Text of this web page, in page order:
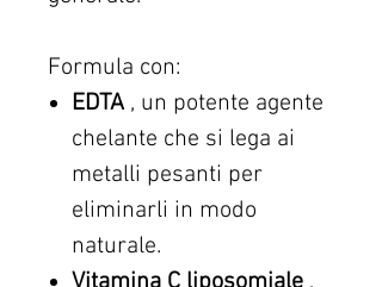
Formula con:
EDTA , un potente agente
chelante che si lega ai
metalli pesanti per
eliminarli in modo
naturale.